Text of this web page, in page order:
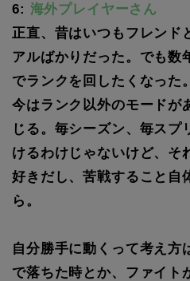
6: 海外プレイヤーさん
正直、昔はいつもフレンド
アルばかりだった。でも数
でランクを回したくなった。
今はランク以外のモードが
じる。毎シーズン、毎スプ
けるわけじゃないけど、そ
好きだし、苦戦すること自
ら。
自分勝手に動くって考え方
で落ちた時とか、ファイト